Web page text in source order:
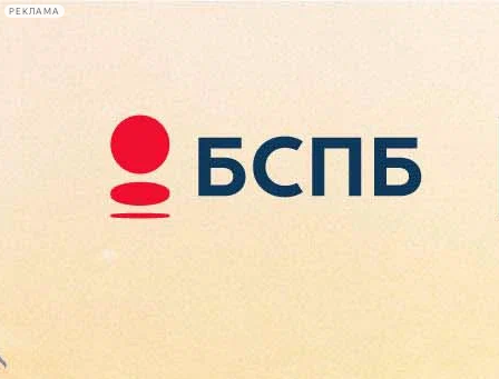
РЕКЛАМА
Сегодня:
2026.08.08
13:58
Афиша Plus